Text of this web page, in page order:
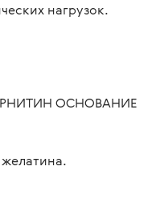
нагрузок.